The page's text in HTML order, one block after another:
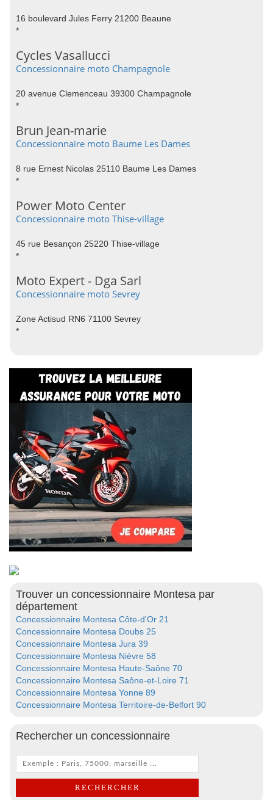
16 boulevard Jules Ferry 21200 Beaune
*
Cycles Vasallucci
Concessionnaire moto Champagnole
20 avenue Clemenceau 39300 Champagnole
*
Brun Jean-marie
Concessionnaire moto Baume Les Dames
8 rue Ernest Nicolas 25110 Baume Les Dames
*
Power Moto Center
Concessionnaire moto Thise-village
45 rue Besançon 25220 Thise-village
*
Moto Expert - Dga Sarl
Concessionnaire moto Sevrey
Zone Actisud RN6 71100 Sevrey
*
Trouver un concessionnaire Montesa par
département
Concessionnaire Montesa Côte-d'Or 21
Concessionnaire Montesa Doubs 25
Concessionnaire Montesa Jura 39
Concessionnaire Montesa Nièvre 58
Concessionnaire Montesa Haute-Saône 70
Concessionnaire Montesa Saône-et-Loire 71
Concessionnaire Montesa Yonne 89
Concessionnaire Montesa Territoire-de-Belfort 90
Rechercher un concessionnaire